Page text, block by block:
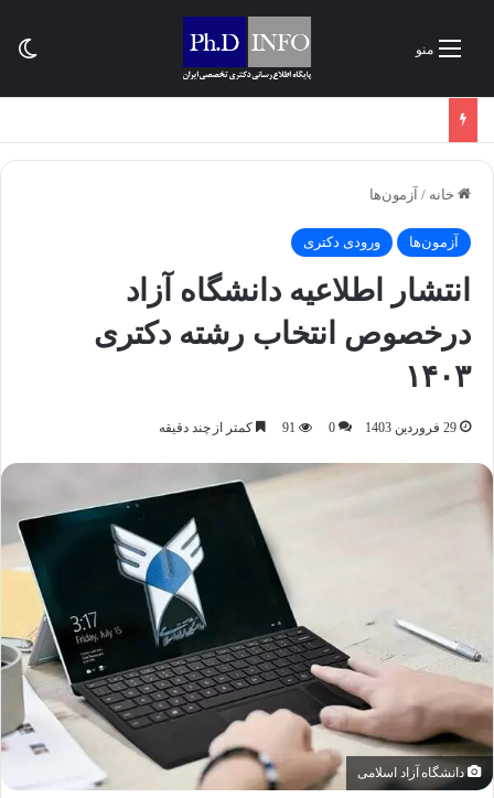
منو
خانه / آزمون‌ها
آزمون‌ها ورودی دکتری
انتشار اطلاعیه دانشگاه آزاد
درخصوص انتخاب رشته دکتری
۱۴۰۳
29 فروردین 1403 0
91 کمتر از چند دقیقه
دانشگاه آزاد اسلامی